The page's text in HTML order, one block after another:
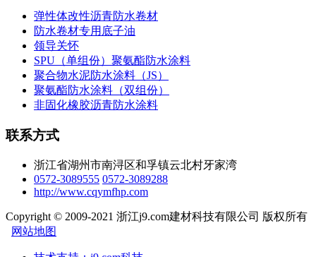
弹性体改性沥青防水卷材
防水卷材专用底子油
领导关怀
SPU（单组份）聚氨酯防水涂料
聚合物水泥防水涂料（JS）
聚氨酯防水涂料（双组份）
非固化橡胶沥青防水涂料
联系方式
浙江省湖州市南浔区和孚镇云北村牙家湾
0572-3089555 0572-3089288
http://www.cqymfhp.com
Copyright © 2009-2021 浙江j9.com建材科技有限公司 版权所有
网站地图